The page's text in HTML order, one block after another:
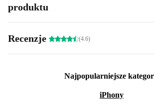
produktu
Recenzje (4.6)
Najpopularniejsze
iPhony